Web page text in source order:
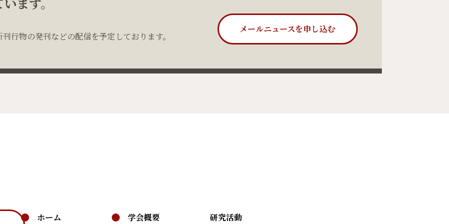
行物の発刊などの配信を予定しております。
メールニュースを申し込む
ホーム 学会概要 研究活動